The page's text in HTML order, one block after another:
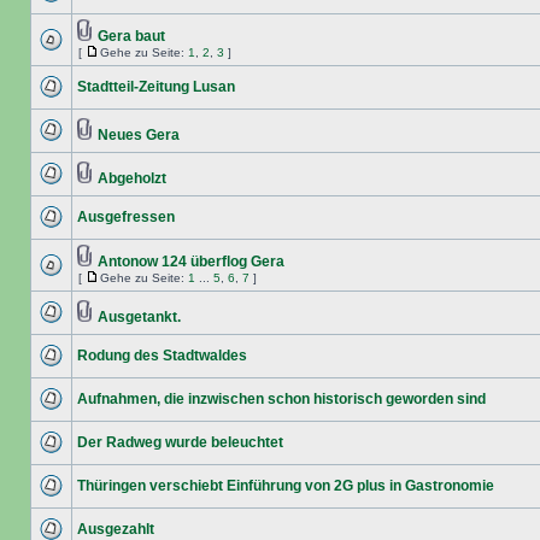
Gera baut
[ Gehe zu Seite: 1 2 3 ]
Stadtteil-Zeitung Lusan
Neues Gera
Abgeholzt
Ausgefressen
Antonow 124 überflog Gera
[ Gehe zu Seite: 1 5 6 7 ]
Ausgetankt.
Rodung des Stadtwaldes
Aufnahmen, die inzwischen schon historisch geworden sind
Der Radweg wurde beleuchtet
Thüringen verschiebt Einführung von 2G plus in Gastronomie
Ausgezahlt